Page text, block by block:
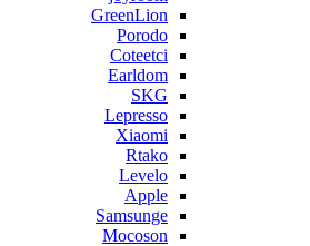
GreenLion
Porodo
Coteetci
Earldom
SKG
Lepresso
Xiaomi
Rtako
Levelo
Apple
Samsunge
Mocoson